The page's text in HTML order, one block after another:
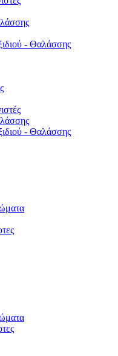
- Θαλάσσης
- Θαλάσσης